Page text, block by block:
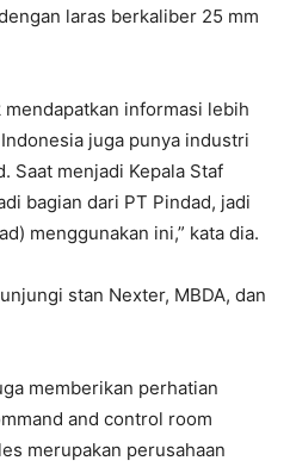
laras berkaliber 25 mm
informasi lebih
juga punya industri
Saat menjadi Kepala Staf
bagian dari PT Pindad, jadi
menggunakan ini,” kata dia.
stan Nexter, MBDA, dan
memberikan perhatian
and control room
merupakan perusahaan